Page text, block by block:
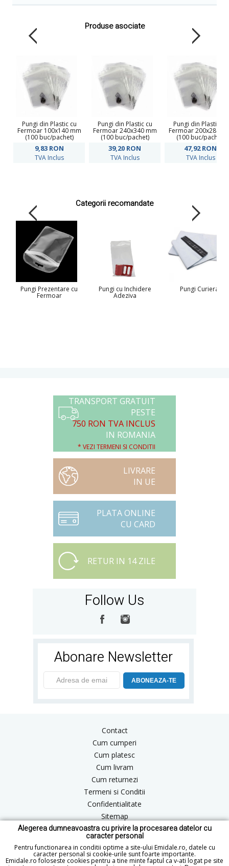
Alegerea dumneavoastra cu privire la procesarea datelor cu
caracter personal
Pentru functionarea in conditii optime a site-ului Emidale.ro, datele cu
caracter personal si cookie-urile sunt foarte importante.
Emidale.ro foloseste cookies pentru a tine minte faptul ca v-ati logat pe site
Produse asociate
Pungi din Plastic cu
Fermoar 100x140 mm
(100 buc/pachet)
9,83 RON
TVA Inclus
Pungi din Plastic cu
Fermoar 240x340 mm
(100 buc/pachet)
39,20 RON
TVA Inclus
Pungi din Plastic cu
Fermoar 200x280
(100 buc/pachet)
47,92RON
TVA Inclus
Categorii recomandate
Pungi Prezentare cu
Fermoar
Pungi cu Inchidere
Adeziva
Pungi Curierat
TRANSPORT GRATUIT
PESTE
750 RON TVA INCLUS
IN ROMANIA
* VEZI TERMENI SI CONDITII
LIVRARE
IN UE
PLATA ONLINE
CU CARD
RETUR IN 14 ZILE
Follow Us
Abonare Newsletter
ABONEAZA-TE
Contact
Cum cumperi
Cum platesc
Cum livram
Cum returnezi
Termeni si Conditii
Confidentialitate
Sitemap
Blog
ANPC